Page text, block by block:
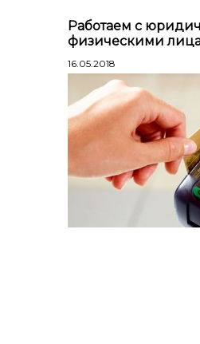
Работаем с
физическими
16.05.2018